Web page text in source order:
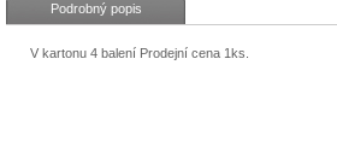
Podrobný popis
V kartonu 4 balení Prodejní cena 1ks.